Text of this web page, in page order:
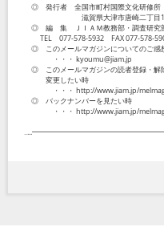
◎ 発行者 全国市町村国際文化研修所（
滋賀県大津市唐崎二丁目
◎ 編 集 ＪＩＡＭ教務部・調査研究
TEL 077-578-5932 FAX 077-578-
◎ このメールマガジンについてのご感
・・・ kyoumu@jiam.jp
◎ このメールマガジンの読者登録・解
変更したい時
・・・ http://www.jiam.jp/
◎ バックナンバーを見たい時
・・・ http://www.jiam.jp/